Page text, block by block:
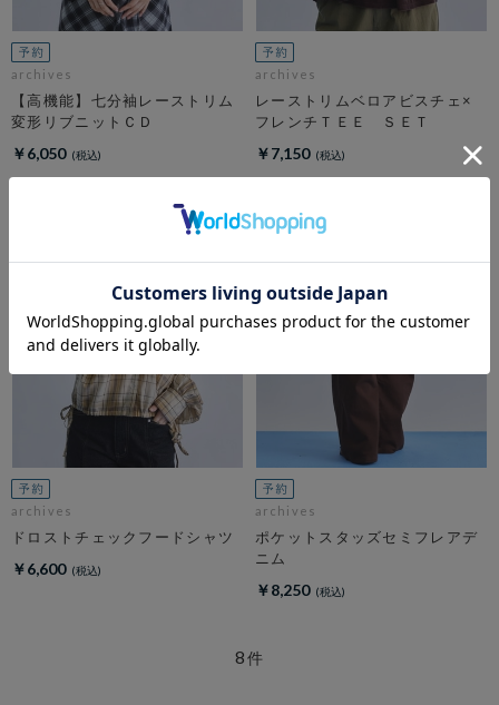
archives
【高機能】七分袖レーストリム
変形リブニットＣＤ
￥6,050
archives
レーストリムベロアビスチェ×
フレンチＴＥＥ ＳＥＴ
￥7,150
archives
ドロストチェックフードシャツ
￥6,600
archives
ポケットスタッズセミフレアデ
ニム
￥8,250
8件